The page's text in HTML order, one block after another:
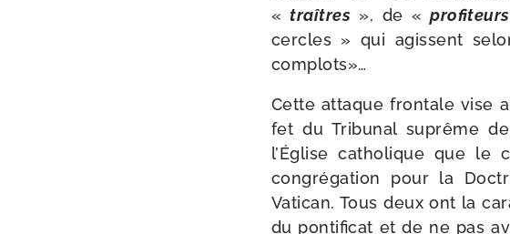
« traîtres », de «pro­fi­teurs
cercles » qui agissent
complots»…
Cette attaque fron­tale vise
fet du Tribunal suprême
l’Église catho­lique que le
congré­ga­tion pour la
Vatican. Tous deux ont la
du pon­ti­fi­cat et de ne pas